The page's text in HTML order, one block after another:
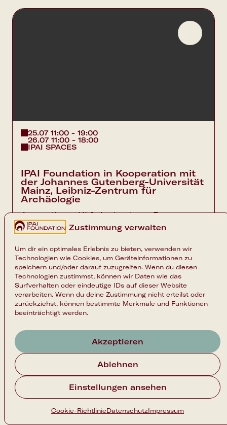
Zustimmung verwalten
Um dir ein optimales Erlebnis zu bieten, verwenden wir
Technologien wie Cookies, um Geräteinformationen zu
speichern und/oder darauf zuzugreifen. Wenn du diesen
Technologien zustimmst, können wir Daten wie das
Surfverhalten oder eindeutige IDs auf dieser Website
verarbeiten. Wenn du deine Zustimmung nicht erteilst oder
zurückziehst, können bestimmte Merkmale und Funktionen
beeinträchtigt werden.
Akzeptieren
Ablehnen
Einstellungen ansehen
Cookie-RichtlinieDatenschutzImpressum
Folge uns Instagram LinkedIn
25.07 11:00 - 19:00
26.07 11:00 - 18:00
IPAI SPACES
IPAI Foundation in Kooperation mit
der Johannes Gutenberg-Universität
Mainz, Leibniz-Zentrum für
Archäologie
Ausstellung: KI & Archäologie Bei
archäologischen Grabungen entstehen
riesige Mengen a...
Entdecken KI & Wissen
Family
Ausstellende